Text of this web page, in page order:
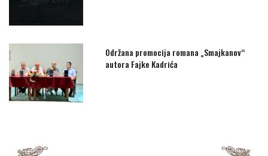
Održana promocija romana „Smajkanov“
autora Fajke Kadrića